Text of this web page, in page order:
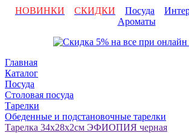
НОВИНКИ
СКИДКИ Посуда
Ароматы
Главная
Каталог
Посуда
Столовая посуда
Тарелки
Обеденные и подстановочные тарелки
Тарелка 34х28х2см ЭФИОПИЯ черная